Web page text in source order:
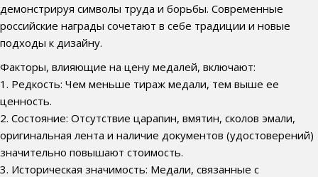
демонстрируя символы труда и борьбы. Современные
российские награды сочетают в себе традиции и новые
подходы к дизайну.
Факторы, влияющие на цену медалей, включают:
1. Редкость: Чем меньше тираж медали, тем выше ее
ценность.
2. Состояние: Отсутствие царапин, вмятин, сколов эмали,
оригинальная лента и наличие документов (удостоверений)
значительно повышают стоимость.
3. Историческая значимость: Медали, связанные с